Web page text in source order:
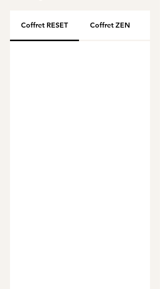
Coffret RESET Coffret ZEN